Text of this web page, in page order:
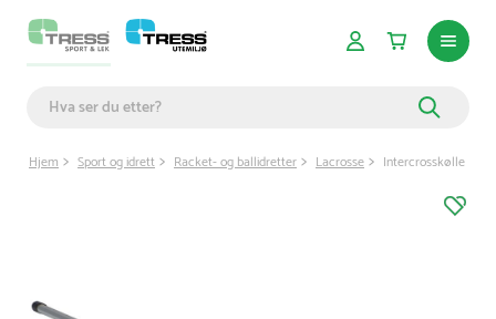
Hjem Sport og idrett Racket- og ballidretter Lacrosse Intercrosskølle